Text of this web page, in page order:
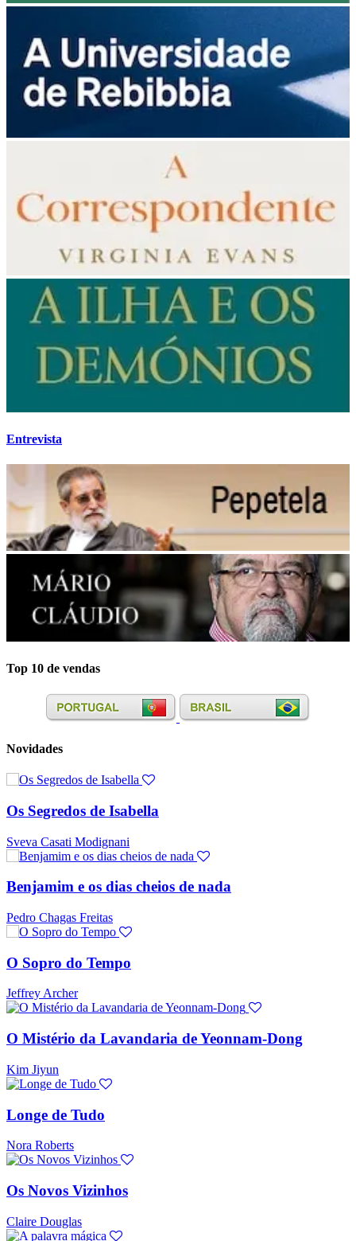
Entrevista
Top 10 de vendas
Novidades
Os Segredos de Isabella
Sveva Casati Modignani
Benjamim e os dias cheios de nada
Pedro Chagas Freitas
O Sopro do Tempo
Jeffrey Archer
O Mistério da Lavandaria de Yeonnam-Dong
Kim Jiyun
Longe de Tudo
Nora Roberts
Os Novos Vizinhos
Claire Douglas